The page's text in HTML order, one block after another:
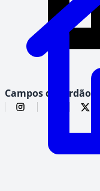
Campos do Jordão,